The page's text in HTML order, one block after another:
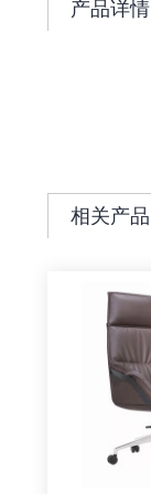
产品详情
相关产品